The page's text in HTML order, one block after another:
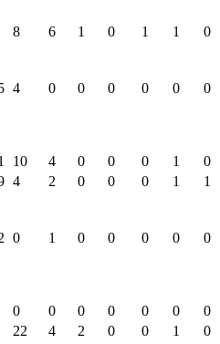
8 6 1 0 1 1
0
4 0 0 0 0 0
0
10 4 0 0 0 1
0
4 2 0 0 0 1
1
0 1 0 0 0 0
0
0 0 0 0 0 0
0
22 4 2 0 0 1
0